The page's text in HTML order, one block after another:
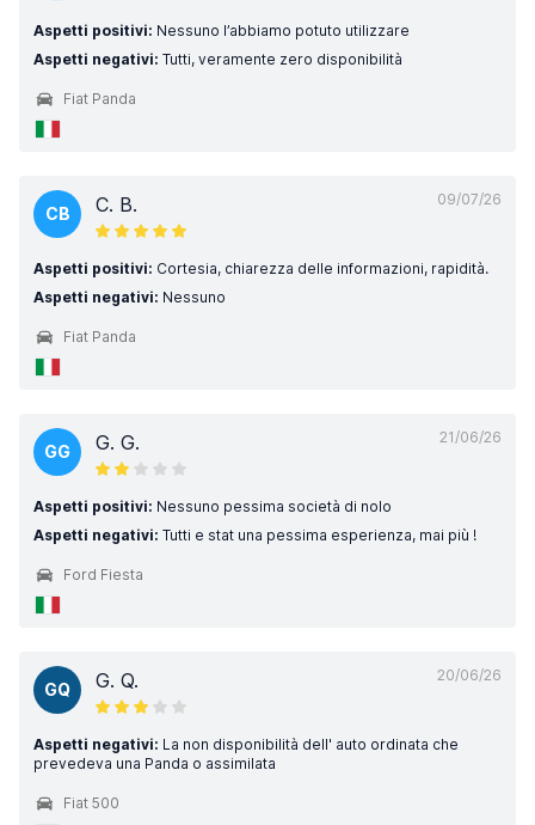
Aspetti positivi: Nessuno l’abbiamo potuto utilizzare
Aspetti negativi: Tutti, veramente zero disponibilità
Fiat Panda
09/07/26
CB C. B.
Aspetti positivi: Cortesia, chiarezza delle informazioni, rapidità.
Aspetti negativi: Nessuno
Fiat Panda
21/06/26
GG G. G.
Aspetti positivi: Nessuno pessima società di nolo
Aspetti negativi: Tutti e stat una pessima esperienza, mai più !
Ford Fiesta
20/06/26
GQ G. Q.
Aspetti negativi: La non disponibilità dell' auto ordinata che
prevedeva una Panda o assimilata
Fiat 500